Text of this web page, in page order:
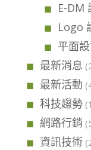
E-DM
Logo
平面
最新消息
最新活動
科技趨勢
網路行銷
資訊技術